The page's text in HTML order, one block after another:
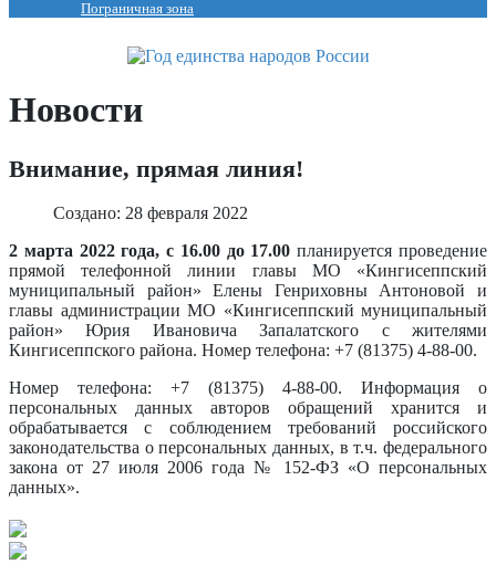
Пограничная зона
Новости
Внимание, прямая линия!
Создано: 28 февраля 2022
2 марта 2022 года, с 16.00 до 17.00 планируется проведение
прямой телефонной линии главы МО «Кингисеппский
муниципальный район» Елены Генриховны Антоновой и
главы администрации МО «Кингисеппский муниципальный
район» Юрия Ивановича Запалатского с жителями
Кингисеппского района. Номер телефона: +7 (81375) 4-88-00.
Номер телефона: +7 (81375) 4-88-00. Информация о
персональных данных авторов обращений хранится и
обрабатывается с соблюдением требований российского
законодательства о персональных данных, в т.ч. федерального
закона от 27 июля 2006 года № 152-ФЗ «О персональных
данных».